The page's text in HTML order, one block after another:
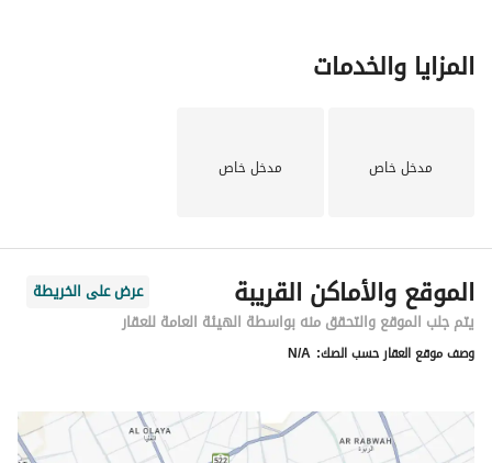
المزايا والخدمات
مدخل خاص مدخل خاص
الموقع والأماكن القريبة
عرض على الخريطة
يتم جلب الموقع والتحقق منه بواسطة الهيئة العامة للعقار
وصف موقع العقار حسب الصك: N/A